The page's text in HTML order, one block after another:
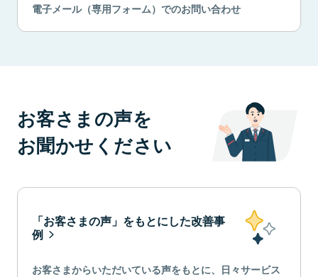
電子メール（専用フォーム）でのお問い合わせ
お客さまの声を
お聞かせください
「お客さまの声」をもとにした改善事
例
お客さまからいただいている声をもとに、日々サービス